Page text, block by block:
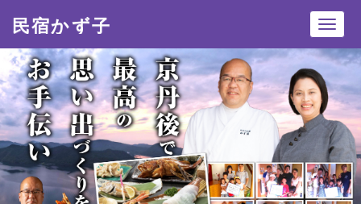
民宿かず子